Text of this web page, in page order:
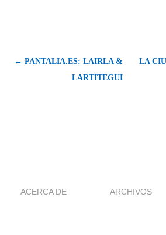
← PANTALIA.ES: LAIRLA &
LARTITEGUI
LA
ACERCA DE ARCHIVOS